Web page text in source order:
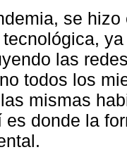
se
las
todos los
mismas
es donde la